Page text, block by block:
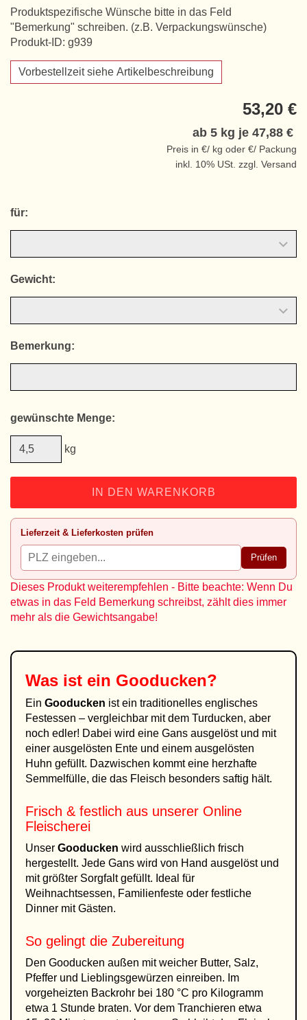
Produktspezifische Wünsche bitte in das Feld
"Bemerkung" schreiben. (z.B. Verpackungswünsche)
Produkt-ID: g939
Vorbestellzeit siehe Artikelbeschreibung
53,20 €
ab 5 kg je 47,88 €
Preis in €/ kg oder €/ Packung
inkl. 10% USt. zzgl. Versand
für:
Gewicht:
Bemerkung:
gewünschte Menge:
kg
IN DEN WARENKORB
Lieferzeit & Lieferkosten prüfen
Prüfen
Dieses Produkt weiterempfehlen - Bitte beachte: Wenn Du
etwas in das Feld Bemerkung schreibst, zählt dies immer
mehr als die Gewichtsangabe!
Was ist ein Gooducken?
Ein Gooducken ist ein traditionelles englisches
Festessen – vergleichbar mit dem Turducken, aber
noch edler! Dabei wird eine Gans ausgelöst und mit
einer ausgelösten Ente und einem ausgelösten
Huhn gefüllt. Dazwischen kommt eine herzhafte
Semmelfülle, die das Fleisch besonders saftig hält.
Frisch & festlich aus unserer Online
Fleischerei
Unser Gooducken wird ausschließlich frisch
hergestellt. Jede Gans wird von Hand ausgelöst und
mit größter Sorgfalt gefüllt. Ideal für
Weihnachtsessen, Familienfeste oder festliche
Dinner mit Gästen.
So gelingt die Zubereitung
Den Gooducken außen mit weicher Butter, Salz,
Pfeffer und Lieblingsgewürzen einreiben. Im
vorgeheizten Backrohr bei 180 °C pro Kilogramm
etwa 1 Stunde braten. Vor dem Tranchieren etwa